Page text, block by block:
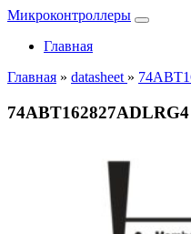
Микроконтроллеры
Главная
Главная » datasheet »
74ABT162827ADLRG4